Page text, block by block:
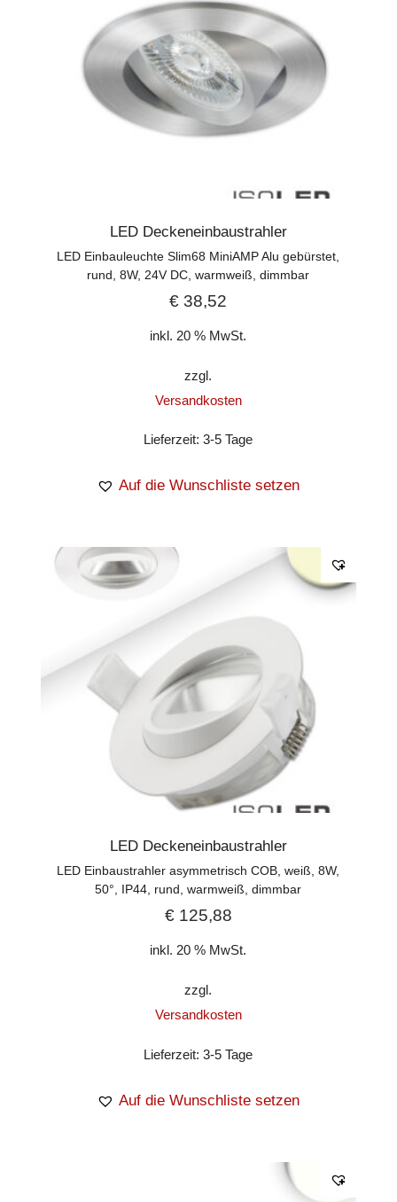
LED Deckeneinbaustrahler
LED Einbauleuchte Slim68 MiniAMP Alu gebürstet,
rund, 8W, 24V DC, warmweiß, dimmbar
€ 38,52
inkl. 20 % MwSt.
zzgl.
Versandkosten
Lieferzeit:3-5 Tage
Auf die Wunschliste setzen
LED Deckeneinbaustrahler
LED Einbaustrahler asymmetrisch COB, weiß, 8W,
50°, IP44, rund, warmweiß, dimmbar
€125,88
inkl. 20 % MwSt.
zzgl.
Versandkosten
Lieferzeit:3-5 Tage
Auf die Wunschliste setzen